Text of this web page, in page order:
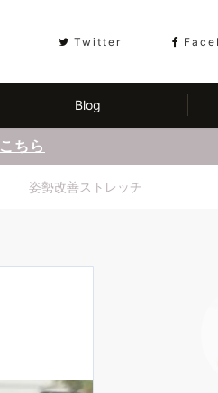
Twitter
Blog
こちら
姿勢改善ストレッチ